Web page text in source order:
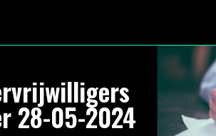
28-05-2024